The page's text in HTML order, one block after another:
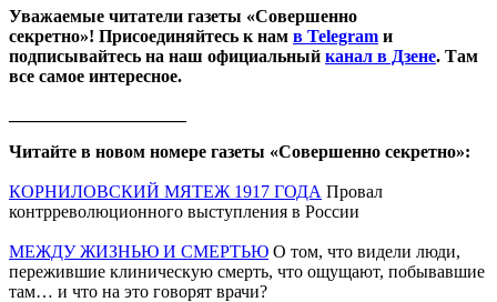
Уважаемые читатели газеты «Совершенно
секретно»! Присоединяйтесь к нам в Telegram и
подписывайтесь на наш официальный канал в Дзене. Там
все самое интересное.
Читайте в новом номере газеты «Совершенно секретно»:
КОРНИЛОВСКИЙ МЯТЕЖ 1917 ГОДА Провал
контрреволюционного выступления в России
МЕЖДУ ЖИЗНЬЮ И СМЕРТЬЮ О том, что видели люди,
пережившие клиническую смерть, что ощущают, побывавшие
там… и что на это говорят врачи?